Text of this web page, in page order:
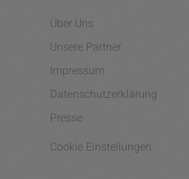
Über Uns
Unsere Partner
Impressum
Datenschutzerklärung
Presse
Cookie Einstellungen